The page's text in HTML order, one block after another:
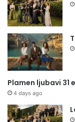
Plamen ljubavi 31
4 days ago